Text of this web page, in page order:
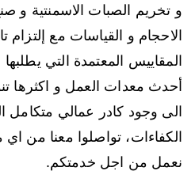
و تخريم الصبات الاسمنتية و
الاحجام و القياسات مع
المقاييس المعتمدة التي
أحدث معدات العمل و اكثرها
الى وجود كادر عمالي
الكفاءات، تواصلوا معنا من اي
نعمل من اجل خدمتكم.